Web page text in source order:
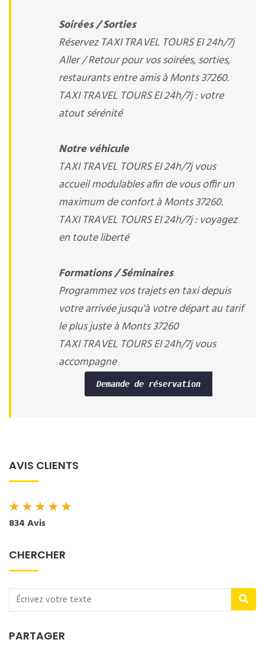
Soirées / Sorties
Réservez TAXI TRAVEL TOURS EI 24h/7j
Aller / Retour pour vos soirées, sorties,
restaurants entre amis à Monts 37260.
TAXI TRAVEL TOURS EI 24h/7j : votre
atout sérénité
Notre véhicule
TAXI TRAVEL TOURS EI 24h/7j vous
accueil modulables afin de vous offir un
maximum de confort à Monts 37260.
TAXI TRAVEL TOURS EI 24h/7j : voyagez
en toute liberté
Formations / Séminaires
Programmez vos trajets en taxi depuis
votre arrivée jusqu'à votre départ au tarif
le plus juste à Monts 37260
TAXI TRAVEL TOURS EI 24h/7j vous
accompagne
Demande de réservation
AVIS CLIENTS
★★★★★
834 Avis
CHERCHER
PARTAGER